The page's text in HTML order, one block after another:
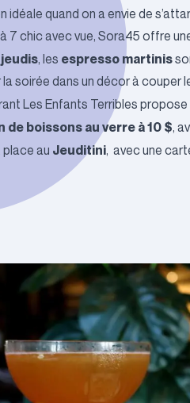
idéale quand on a envie de
7 chic avec vue, Sora45 offre
, les espresso martinis
soirée dans un décor à couper
Les Enfants Terribles propose
de boissons au verre à 10 $,
place au Jeuditini, avec une